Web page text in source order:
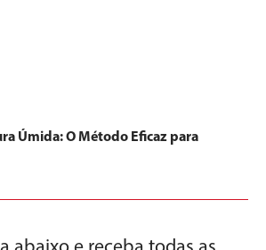
Úmida: O Método Eficaz para